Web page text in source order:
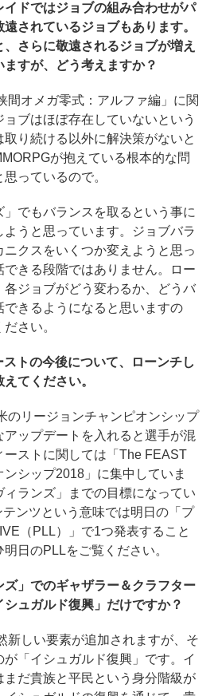
ドではジョブの組み合わせがパ
されているジョブもあります。
さらに敬遠されるジョブが増え
すが、どう考えますか？
間オメガ零式：アルファ編」に関
ブはほぼ存在していないという
り続ける以外に解決策がないと
が抱えている根本的な問
っているので。
でもバランスを取るという事に
ようと思っています。ジョブバラ
ニクスをいくつか変えようと思っ
きる段階ではありません。ロー
各ジョブがどう変わるか、どうバ
できるようになると思いますの
さい。
トの今後について、ローンチし
てください。
のリージョンチャンピオンシップ
ップデートを入れると選手が混
ーストに関しては「The FEAST
シップ2018」に集中していま
ランズ」までの目標になってい
ンツという意味では明日の「プ
（PLL）」で1つ発表すること
日のPLLをご覧ください。
」でのギャザラー＆クラフター
ュガルド復興」だけですか？
新しい要素が追加されますが、そ
「イシュガルド復興」です。イ
まだ貴族と平民という身分階級が